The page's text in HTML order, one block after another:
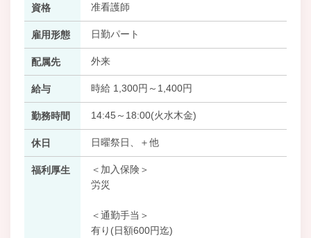
資格 准看護師
雇用形態 日勤パート
配属先 外来
給与 時給 1,300円～1,400円
勤務時間 14:45～18:00(火水木金)
休日 日曜祭日、＋他
福利厚生
＜加入保険＞
労災
＜通勤手当＞
有り(日額600円迄)